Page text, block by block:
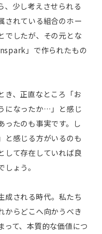
、少し考えさせられる
されている組合のホー
でしたが、その元とな
」で作られたもの
き、正直なところ「お
になったか…」と感じ
ったのも事実です。し
と感じる方がいるのも
して存在していれば良
ょう。
成される時代。私たち
からどこへ向かうべき
って、本質的な価値につ